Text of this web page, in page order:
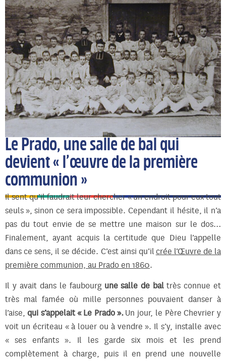
Le Prado, une salle de bal qui
devient « l’œuvre de la première
communion »
Il sent qu’il faudrait leur chercher « un endroit pour eux tout
seuls », sinon ce sera impossible. Cependant il hésite, il n’a
pas du tout envie de se mettre une maison sur le dos…
Finalement, ayant acquis la certitude que Dieu l’appelle
dans ce sens, il se décide. C’est ainsi qu’ilcrée l’Œuvre de la
première communion, au Prado en 1860.
Il y avait dans le faubourg une salle de bal très connue et
très mal famée où mille personnes pouvaient danser à
l’aise, qui s’appelait « Le Prado ».Un jour, le Père Chevrier y
voit un écriteau « à louer ou à vendre ». Il s’y, installe avec
« ses enfants ». Il les garde six mois et les prend
complètement à charge, puis il en prend une nouvelle